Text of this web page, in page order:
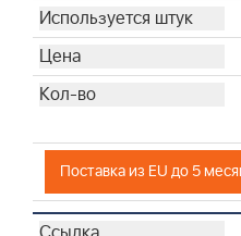
Поставка из EU до 5